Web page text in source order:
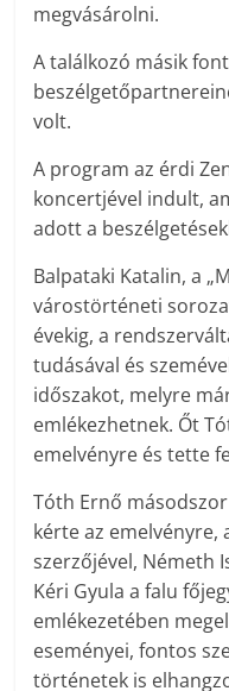
megvásárolni.
A találkozó másik
volt.
A program az érdi
koncertjével indult,
adott a
Balpataki Katalin, a
várostörténeti
évekig, a
tudásával és
időszakot, melyre
emlékezhetnek. Őt
emelvényre és tette
Tóth Ernő
kérte az emelvényre,
szerzőjével, Németh
Kéri Gyula a falu
emlékezetében
eseményei, fontos
történetek is